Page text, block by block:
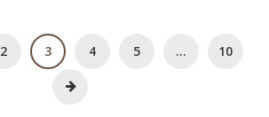
2 3 4 5 … 10